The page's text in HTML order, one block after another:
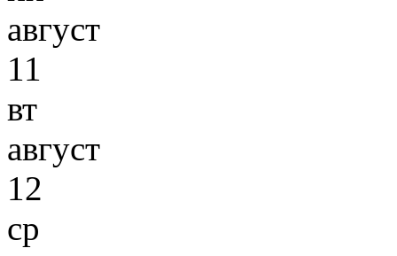
август
11
вт
август
12
ср